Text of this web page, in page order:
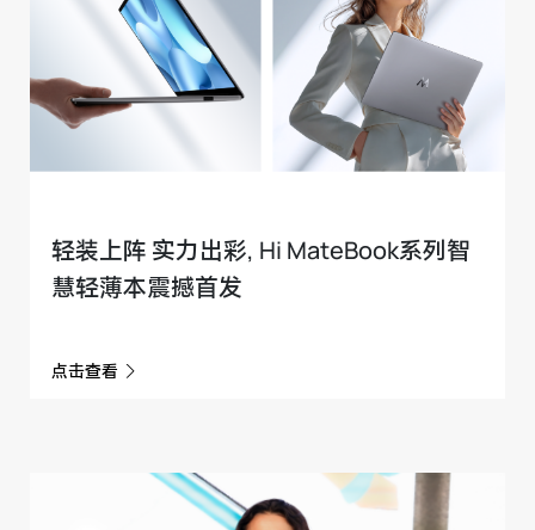
轻装上阵 实力出彩, Hi MateBook系列智
慧轻薄本震撼首发
点击查看